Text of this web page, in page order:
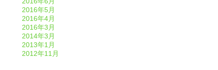
2016年5月
2016年4月
2016年3月
2014年3月
2013年1月
2012年11月